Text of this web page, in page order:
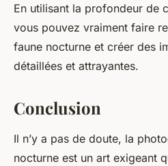
En utilisant la profondeur de
vous pouvez vraiment faire
faune nocturne et créer des
détaillées et attrayantes.
Conclusion
Il n’y a pas de doute, la
nocturne est un art exigeant